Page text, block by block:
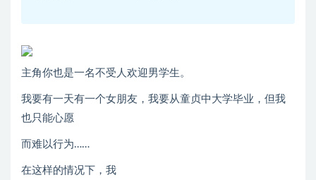
主角你也是一名不受人欢迎男学生。
我要有一天有一个女朋友，我要从童贞中大学毕业，但我
也只能心愿
而难以行为……
在这样的情况下，我